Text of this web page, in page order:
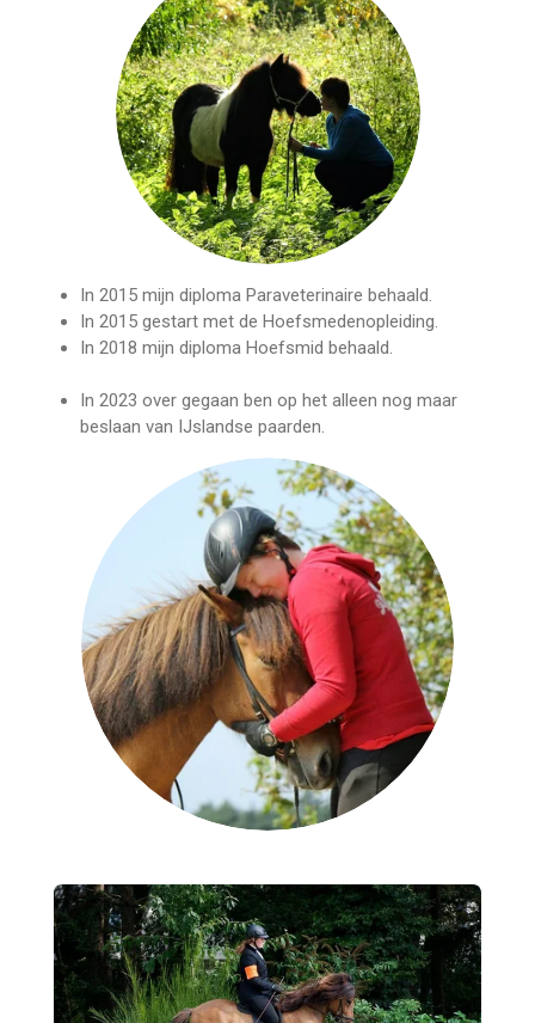
In 2015 mijn diploma Paraveterinaire behaald.
In 2015 gestart met de Hoefsmedenopleiding.
In 2018 mijn diploma Hoefsmid behaald.
In 2023 over gegaan ben op het alleen nog maar
beslaan van IJslandse paarden.